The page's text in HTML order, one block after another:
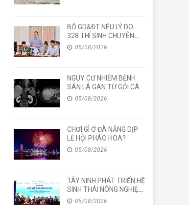
BỘ GD&ĐT NÊU LÝ DO
328 THÍ SINH CHUYÊN
TUYÊN QUANG THI LẠI
05/08/2026
NGUY CƠ NHIỄM BỆNH
SÁN LÁ GAN TỪ GỎI CÁ
05/08/2026
CHƠI GÌ Ở ĐÀ NẴNG DỊP
LỄ HỘI PHÁO HOA?
05/08/2026
TÂY NINH PHÁT TRIỂN HỆ
SINH THÁI NÔNG NGHIỆP
CÔNG NGHỆ CAO
05/08/2026